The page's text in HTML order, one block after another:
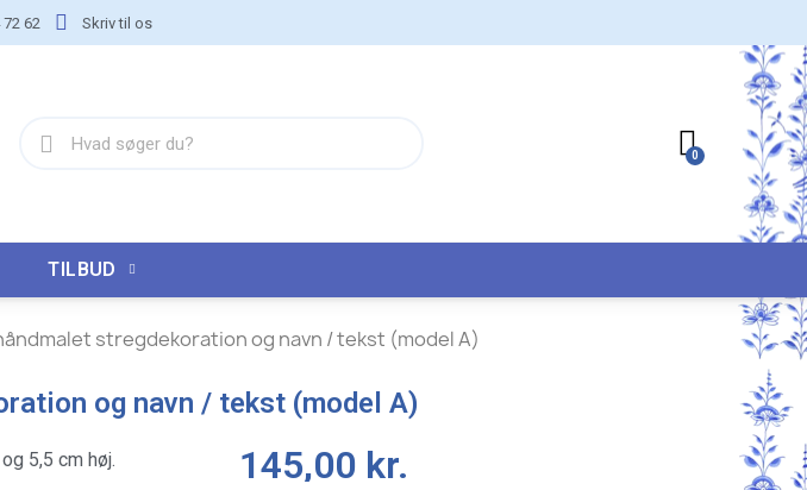
62 Skriv til os
TILBUD
stregdekoration og navn / tekst (model A)
og navn / tekst (model A)
5,5 cm høj.
145,00 kr.